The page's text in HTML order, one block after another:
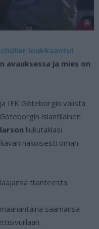
loukkaantui
avauksessa ja mies on
IFK Göteborgin välistä
islantilainen
liukutaklasi
näköisesti oman
tilanteesta.
saamansa